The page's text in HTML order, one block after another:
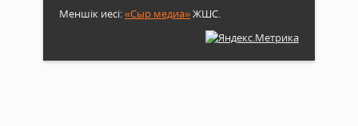
Меншік иесі:«Сыр медиа»ЖШС.